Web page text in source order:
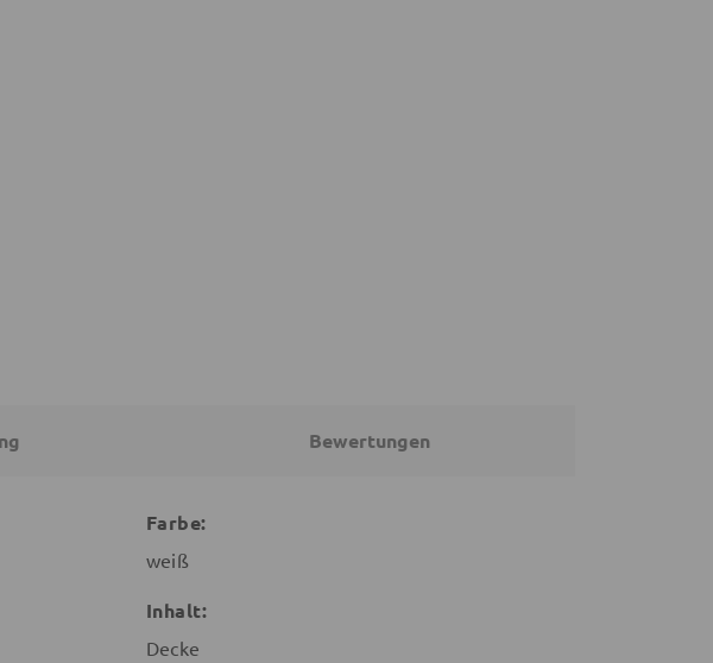
Bewertungen
Farbe:
weiß
Inhalt:
Decke